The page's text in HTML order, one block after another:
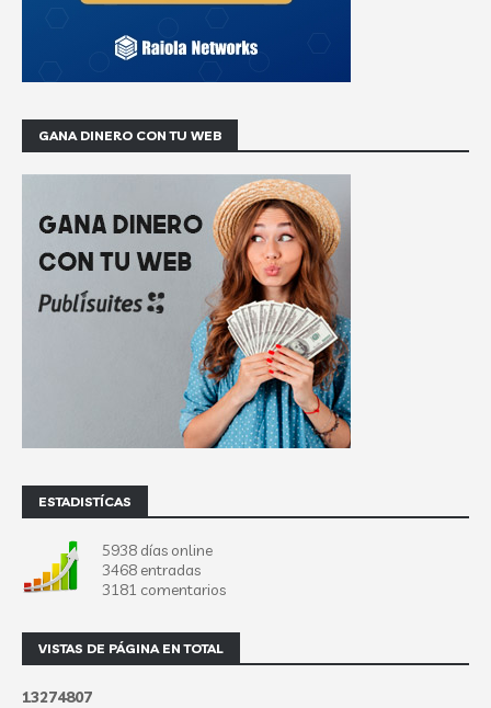
GANA DINERO CON TU WEB
ESTADISTÍCAS
5938 días online
3468 entradas
3181 comentarios
VISTAS DE PÁGINA EN TOTAL
13274807